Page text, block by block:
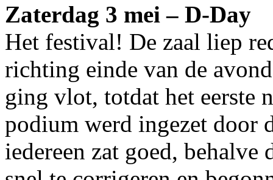
Zaterdag 3 mei – D-Day
Het festival! De zaal liep
richting einde van de
ging vlot, totdat het eerste
podium werd ingezet door
iedereen zat goed,